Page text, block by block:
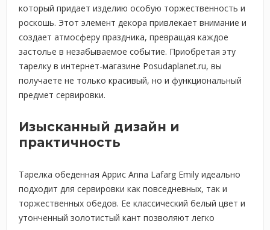
который придает изделию особую торжественность и
роскошь. Этот элемент декора привлекает внимание и
создает атмосферу праздника, превращая каждое
застолье в незабываемое событие. Приобретая эту
тарелку в интернет-магазине Posudaplanet.ru, вы
получаете не только красивый, но и функциональный
предмет сервировки.
Изысканный дизайн и
практичность
Тарелка обеденная Аррис Anna Lafarg Emily идеально
подходит для сервировки как повседневных, так и
торжественных обедов. Ее классический белый цвет и
утонченный золотистый кант позволяют легко